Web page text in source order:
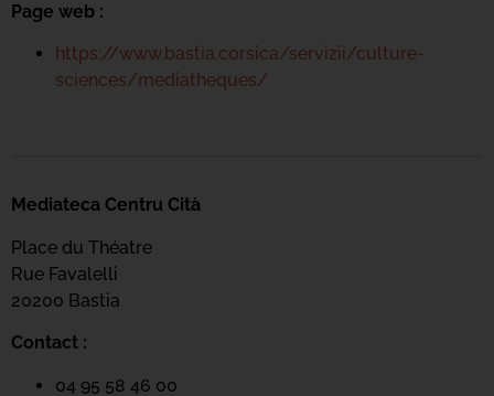
Page web :
https://www.bastia.corsica/servizii/culture-
sciences/mediatheques/
Mediateca Centru Cità
Place du Théatre
Rue Favalelli
20200 Bastia
Contact :
04 95 58 46 00